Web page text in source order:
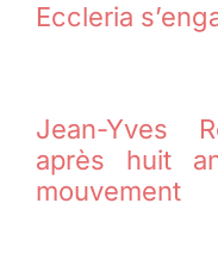
Eccleria
Jean-Yves
après huit
mouvement